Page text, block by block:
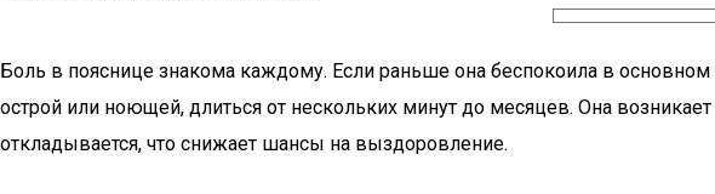
Боль в пояснице знакома каждому. Если раньше она беспокоила в
острой или ноющей, длиться от нескольких минут до месяцев. Она
откладывается, что снижает шансы на выздоровление.